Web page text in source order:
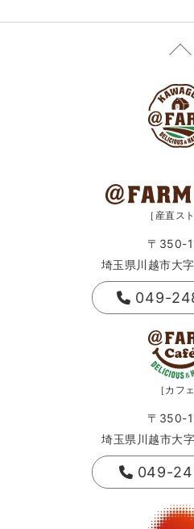
［産直ス
〒350-
埼玉県川越市大
049-
［カフェ
〒350-
埼玉県川越市大
049-